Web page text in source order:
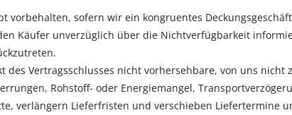
vorbehalten, sofern wir ein kongruentes
Käufer unverzüglich über die Nichtverfügbarkeit
des Vertragsschlusses nicht vorhersehbare, von uns nicht
Rohstoff- oder Energiemangel,
verlängern Lieferfristen und verschieben Liefertermine